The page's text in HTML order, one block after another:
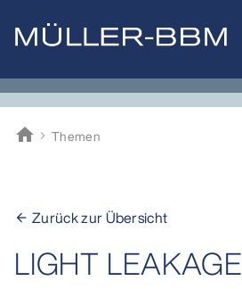
home
Müller-BBM
Themen
arrow_back Zurück zur Übersicht
LIGHT LEAKAGE